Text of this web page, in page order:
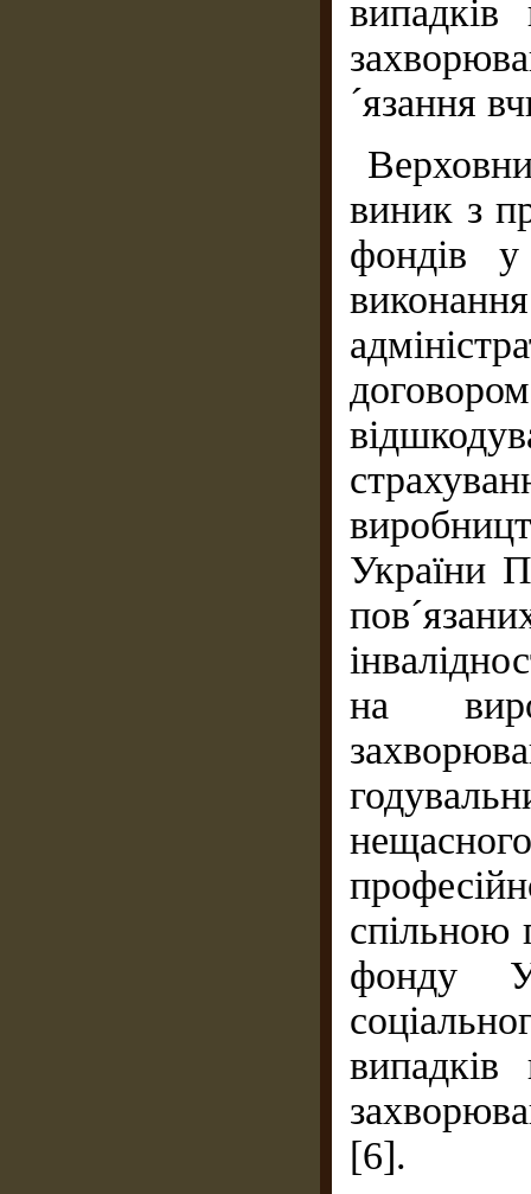
´язання
виник з
фондів у
України
на
спільною
фонду
[6].